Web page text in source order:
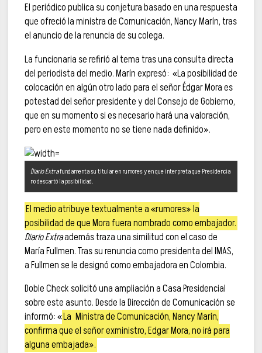
El periódico publica su conjetura basado en una respuesta
que ofreció la ministra de Comunicación, Nancy Marín, tras
el anuncio de la renuncia de su colega.
La funcionaria se refirió al tema tras una consulta directa
del periodista del medio. Marín expresó: «La posibilidad de
colocación en algún otro lado para el señor Édgar Mora es
potestad del señor presidente y del Consejo de Gobierno,
que en su momento si es necesario hará una valoración,
pero en este momento no se tiene nada definido».
Diario Extrafundamenta su titular en rumores y en que interpreta que Presidencia
no descartó la posibilidad.
El medio atribuye textualmente a «rumores» la
posibilidad de que Mora fuera nombrado como embajador.
Diario Extraademás traza una similitud con el caso de
María Fullmen. Tras su renuncia como presidenta del IMAS,
a Fullmen se le designó como embajadora en Colombia.
Doble Check solicitó una ampliación a Casa Presidencial
sobre este asunto. Desde la Dirección de Comunicación se
informó: «La Ministra de Comunicación, Nancy Marín,
confirma que el señor exministro, Edgar Mora, no irá para
alguna embajada».